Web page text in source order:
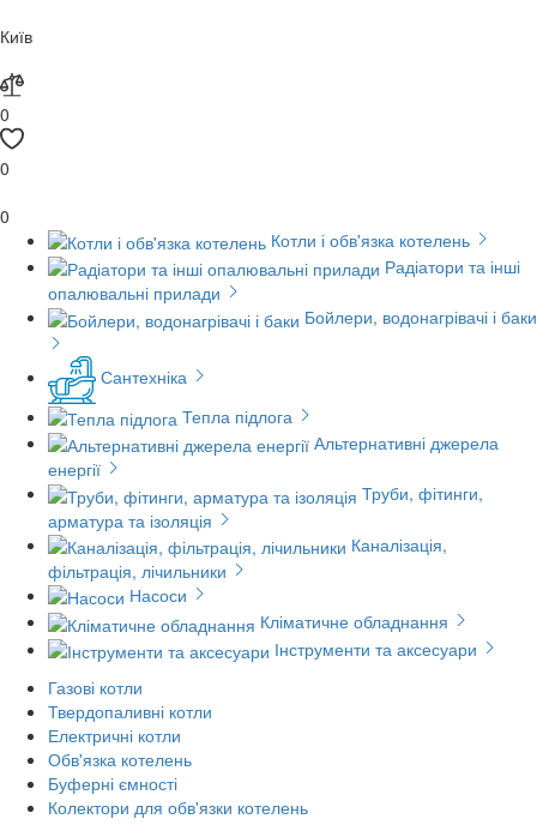
Київ
0
0
0
Котли і обв'язка котелень
Радіатори та інші
опалювальні прилади
Бойлери, водонагрівачі і баки
Сантехніка
Тепла підлога
Альтернативні джерела
енергії
Труби, фітинги,
арматура та ізоляція
Каналізація,
фільтрація, лічильники
Насоси
Кліматичне обладнання
Інструменти та аксесуари
Газові котли
Твердопаливні котли
Електричні котли
Обв'язка котелень
Буферні ємності
Колектори для обв'язки котелень